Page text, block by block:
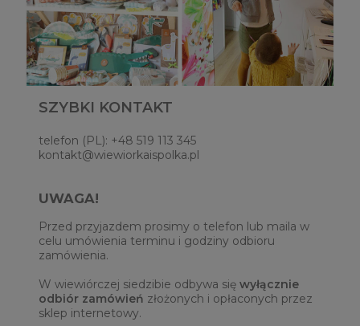
SZYBKI KONTAKT
telefon (PL): +48 519 113 345
kontakt@wiewiorkaispolka.pl
UWAGA!
Przed przyjazdem prosimy o telefon lub maila w
celu umówienia terminu i godziny odbioru
zamówienia.
W wiewiórczej siedzibie odbywa się wyłącznie
odbiór zamówień złożonych i opłaconych przez
sklep internetowy.